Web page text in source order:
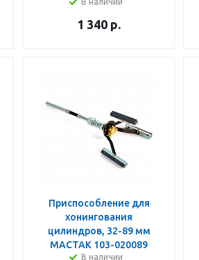
1 340 р.
Приспособление для
хонингования
цилиндров, 32-89 мм
МАСТАК 103-020089
В наличии